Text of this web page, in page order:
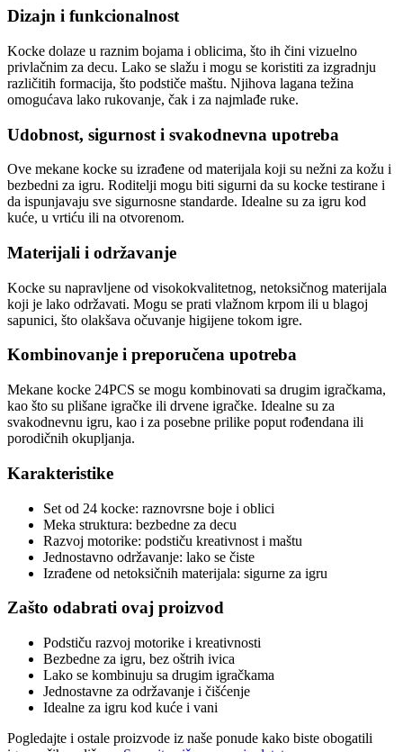
Dizajn i funkcionalnost
Kocke dolaze u raznim bojama i oblicima, što ih čini vizuelno
privlačnim za decu. Lako se slažu i mogu se koristiti za izgradnju
različitih formacija, što podstiče maštu. Njihova lagana težina
omogućava lako rukovanje, čak i za najmlađe ruke.
Udobnost, sigurnost i svakodnevna upotreba
Ove mekane kocke su izrađene od materijala koji su nežni za kožu i
bezbedni za igru. Roditelji mogu biti sigurni da su kocke testirane i
da ispunjavaju sve sigurnosne standarde. Idealne su za igru kod
kuće, u vrtiću ili na otvorenom.
Materijali i održavanje
Kocke su napravljene od visokokvalitetnog, netoksičnog materijala
koji je lako održavati. Mogu se prati vlažnom krpom ili u blagoj
sapunici, što olakšava očuvanje higijene tokom igre.
Kombinovanje i preporučena upotreba
Mekane kocke 24PCS se mogu kombinovati sa drugim igračkama,
kao što su plišane igračke ili drvene igračke. Idealne su za
svakodnevnu igru, kao i za posebne prilike poput rođendana ili
porodičnih okupljanja.
Karakteristike
Set od 24 kocke: raznovrsne boje i oblici
Meka struktura: bezbedne za decu
Razvoj motorike: podstiču kreativnost i maštu
Jednostavno održavanje: lako se čiste
Izrađene od netoksičnih materijala: sigurne za igru
Zašto odabrati ovaj proizvod
Podstiču razvoj motorike i kreativnosti
Bezbedne za igru, bez oštrih ivica
Lako se kombinuju sa drugim igračkama
Jednostavne za održavanje i čišćenje
Idealne za igru kod kuće i vani
Pogledajte i ostale proizvode iz naše ponude kako biste obogatili